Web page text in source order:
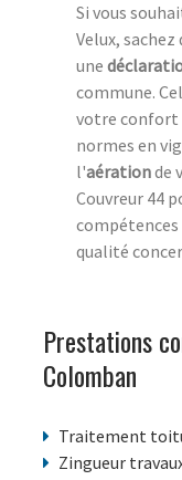
Si vous
Velux,
une
commune.
votre confort
normes en
l'aérationde
Couvreur 44
compétences
qualité
Prestations
Colomban
Traitement
Zingueur